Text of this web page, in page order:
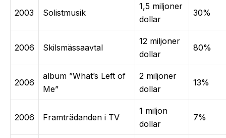
2003 Solistmusik
1,5 miljoner
dollar
30%
2006 Skilsmässaavtal
12 miljoner
dollar
80%
2006
album ”What’s Left of
Me”
2 miljoner
dollar
13%
2006 Framträdanden i TV
1 miljon
dollar
7%